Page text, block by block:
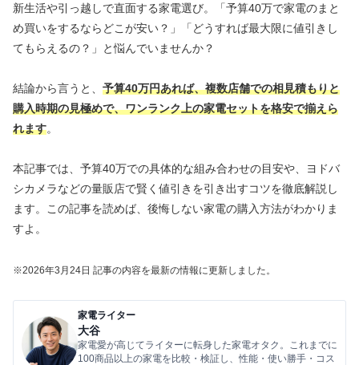
新生活や引っ越しで直面する家電選び。「予算40万で家電のまと
め買いをするならどこが安い？」「どうすれば最大限に値引きし
てもらえるの？」と悩んでいませんか？
結論から言うと、 予算40万円あれば、複数店舗での相見積もりと
購入時期の見極めで、ワンランク上の家電セットを格安で揃えら
れます。
本記事では、予算40万での具体的な組み合わせの目安や、ヨドバ
シカメラなどの量販店で賢く値引きを引き出すコツを徹底解説し
ます。この記事を読めば、後悔しない家電の購入方法がわかりま
すよ。
※2026年3 月24日 記事の内容を最新の情報に更新しました。
家電ライター
大谷
家電愛が高じてライターに転身した家電オタク。これまでに
100商品以上の家電を比較・検証し、性能・使い勝手・コス